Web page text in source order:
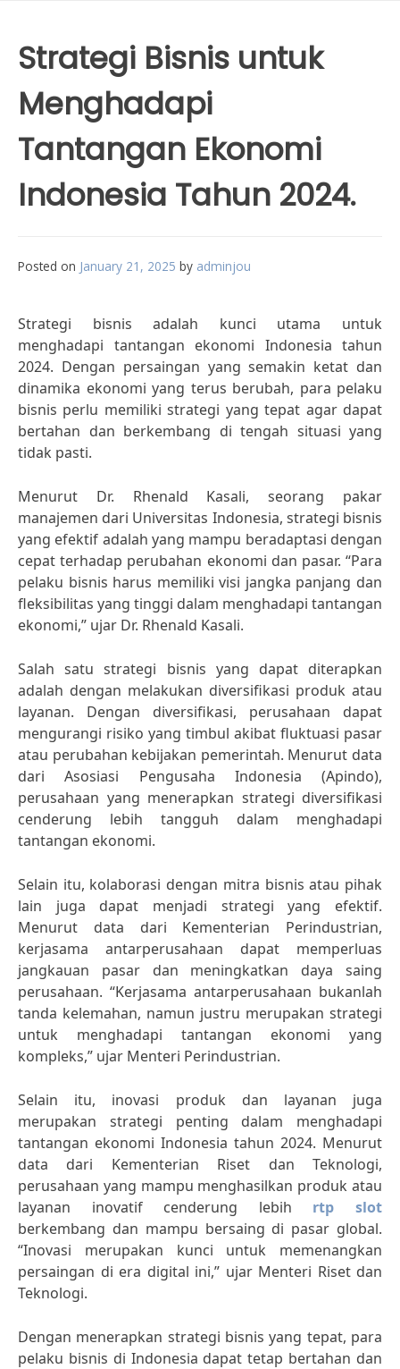
Strategi Bisnis untuk
Menghadapi
Tantangan Ekonomi
Indonesia Tahun 2024.
Posted on January 21, 2025 by adminjou
Strategi bisnis adalah kunci utama untuk
menghadapi tantangan ekonomi Indonesia tahun
2024. Dengan persaingan yang semakin ketat dan
dinamika ekonomi yang terus berubah, para pelaku
bisnis perlu memiliki strategi yang tepat agar dapat
bertahan dan berkembang di tengah situasi yang
tidak pasti.
Menurut Dr. Rhenald Kasali, seorang pakar
manajemen dari Universitas Indonesia, strategi bisnis
yang efektif adalah yang mampu beradaptasi dengan
cepat terhadap perubahan ekonomi dan pasar. “Para
pelaku bisnis harus memiliki visi jangka panjang dan
fleksibilitas yang tinggi dalam menghadapi tantangan
ekonomi,” ujar Dr. Rhenald Kasali.
Salah satu strategi bisnis yang dapat diterapkan
adalah dengan melakukan diversifikasi produk atau
layanan. Dengan diversifikasi, perusahaan dapat
mengurangi risiko yang timbul akibat fluktuasi pasar
atau perubahan kebijakan pemerintah. Menurut data
dari Asosiasi Pengusaha Indonesia (Apindo),
perusahaan yang menerapkan strategi diversifikasi
cenderung lebih tangguh dalam menghadapi
tantangan ekonomi.
Selain itu, kolaborasi dengan mitra bisnis atau pihak
lain juga dapat menjadi strategi yang efektif.
Menurut data dari Kementerian Perindustrian,
kerjasama antarperusahaan dapat memperluas
jangkauan pasar dan meningkatkan daya saing
perusahaan. “Kerjasama antarperusahaan bukanlah
tanda kelemahan, namun justru merupakan strategi
untuk menghadapi tantangan ekonomi yang
kompleks,” ujar Menteri Perindustrian.
Selain itu, inovasi produk dan layanan juga
merupakan strategi penting dalam menghadapi
tantangan ekonomi Indonesia tahun 2024. Menurut
data dari Kementerian Riset dan Teknologi,
perusahaan yang mampu menghasilkan produk atau
layanan inovatif cenderung lebih rtp slot
berkembang dan mampu bersaing di pasar global.
“Inovasi merupakan kunci untuk memenangkan
persaingan di era digital ini,” ujar Menteri Riset dan
Teknologi.
Dengan menerapkan strategi bisnis yang tepat, para
pelaku bisnis di Indonesia dapat tetap bertahan dan